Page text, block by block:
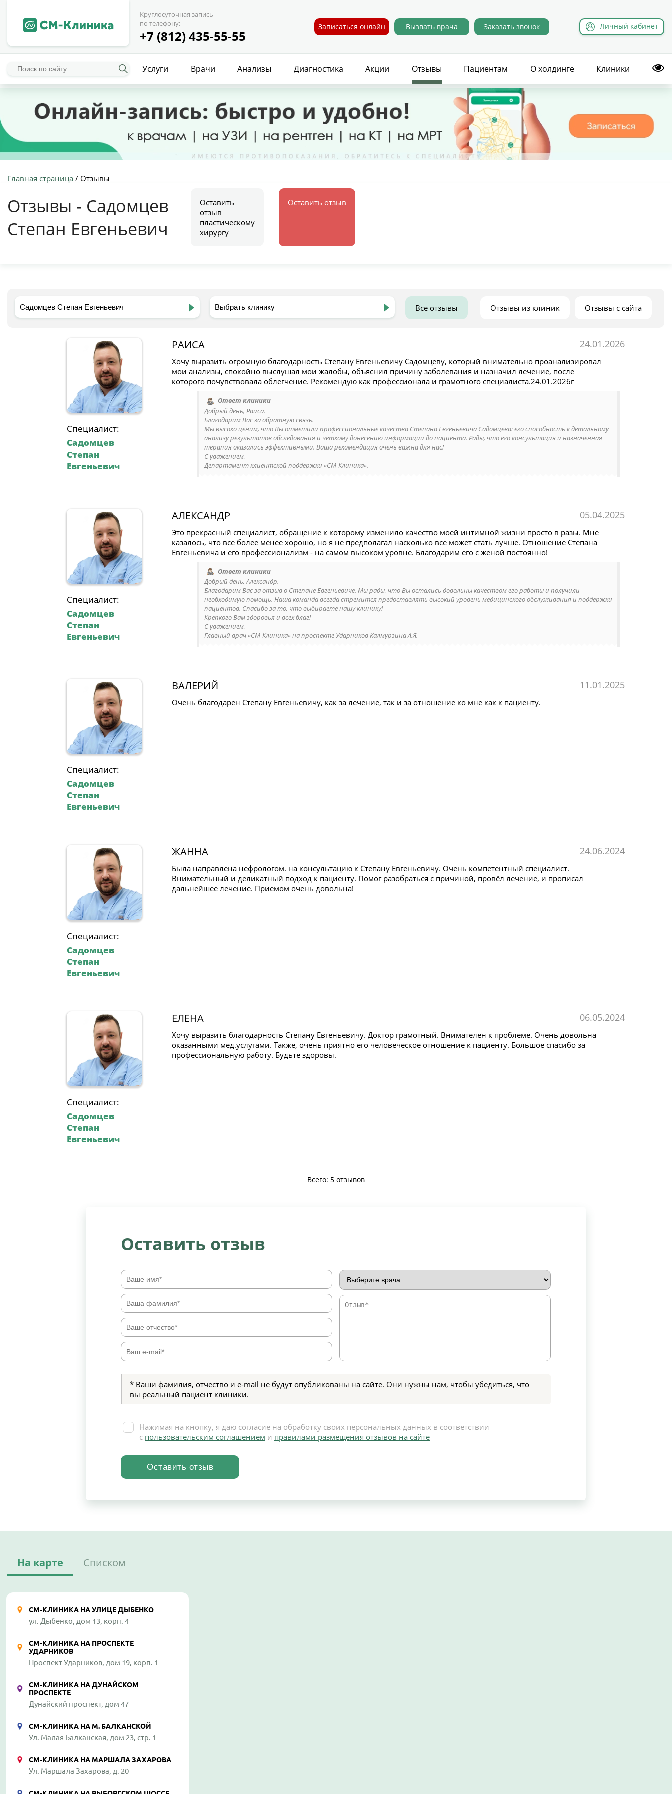
Круглосуточная запись
по телефону:
+7 (812) 435-55-55
Записаться онлайн Вызвать врача Заказать звонок Личный кабинет
Услуги Врачи Анализы Диагностика Акции Отзывы Пациентам О холдинге Клиники
Главная страница / Отзывы
Отзывы - Садомцев
Степан Евгеньевич
Оставить
отзыв
пластическому
хирургу
Оставить отзыв
Отзывы с сайта
Отзывы из клиник
Все отзывы
Специалист:
Садомцев
Степан
Евгеньевич
РАИСА 24.01.2026
Хочу выразить огромную благодарность Степану Евгеньевичу Садомцеву, который внимательно проанализировал
мои анализы, спокойно выслушал мои жалобы, объяснил причину заболевания и назначил лечение, после
которого почувствовала облегчение. Рекомендую как профессионала и грамотного специалиста.24.01.2026г
Ответ клиники
Добрый день, Раиса.
Благодарим Вас за обратную связь.
Мы высоко ценим, что Вы отметили профессиональные качества Степана Евгеньевича Садомцева: его способность к детальному
анализу результатов обследования и четкому донесению информации до пациента. Рады, что его консультация и назначенная
терапия оказались эффективными. Ваша рекомендация очень важна для нас!
С уважением,
Департамент клиентской поддержки «СМ-Клиника».
Специалист:
Садомцев
Степан
Евгеньевич
АЛЕКСАНДР 05.04.2025
Это прекрасный специалист, обращение к которому изменило качество моей интимной жизни просто в разы. Мне
казалось, что все более менее хорошо, но я не предполагал насколько все может стать лучше. Отношение Степана
Евгеньевича и его профессионализм - на самом высоком уровне. Благодарим его с женой постоянно!
Ответ клиники
Добрый день, Александр.
Благодарим Вас за отзыв о Степане Евгеньевиче. Мы рады, что Вы остались довольны качеством его работы и получили
необходимую помощь. Наша команда всегда стремится предоставлять высокий уровень медицинского обслуживания и поддержки
пациентов. Спасибо за то, что выбираете нашу клинику!
Крепкого Вам здоровья и всех благ!
С уважением,
Главный врач «СМ-Клиника» на проспекте Ударников Калмурзина А.Я.
Специалист:
Садомцев
Степан
Евгеньевич
ВАЛЕРИЙ 11.01.2025
Очень благодарен Степану Евгеньевичу, как за лечение, так и за отношение ко мне как к пациенту.
Специалист:
Садомцев
Степан
Евгеньевич
ЖАННА 24.06.2024
Была направлена нефрологом. на консультацию к Степану Евгеньевичу. Очень компетентный специалист.
Внимательный и деликатный подход к пациенту. Помог разобраться с причиной, провёл лечение, и прописал
дальнейшее лечение. Приемом очень довольна!
Специалист:
Садомцев
Степан
Евгеньевич
ЕЛЕНА 06.05.2024
Хочу выразить благодарность Степану Евгеньевичу. Доктор грамотный. Внимателен к проблеме. Очень довольна
оказанными мед.услугами. Также, очень приятно его человеческое отношение к пациенту. Большое спасибо за
профессиональную работу. Будьте здоровы.
Всего: 5 отзывов
Оставить отзыв
* Ваши фамилия, отчество и e-mail не будут опубликованы на сайте. Они нужны нам, чтобы убедиться, что
вы реальный пациент клиники.
Нажимая на кнопку, я даю согласие на обработку своих персональных данных в соответствии
с пользовательским соглашением и правилами размещения отзывов на сайте
На карте Списком
СМ-КЛИНИКА НА УЛИЦЕ ДЫБЕНКО
ул. Дыбенко, дом 13, корп. 4
СМ-КЛИНИКА НА ПРОСПЕКТЕ
УДАРНИКОВ
Проспект Ударников, дом 19, корп. 1
СМ-КЛИНИКА НА ДУНАЙСКОМ
ПРОСПЕКТЕ
Дунайский проспект, дом 47
СМ-КЛИНИКА НА М. БАЛКАНСКОЙ
Ул. Малая Балканская, дом 23, стр. 1
СМ-КЛИНИКА НА МАРШАЛА ЗАХАРОВА
Ул. Маршала Захарова, д. 20